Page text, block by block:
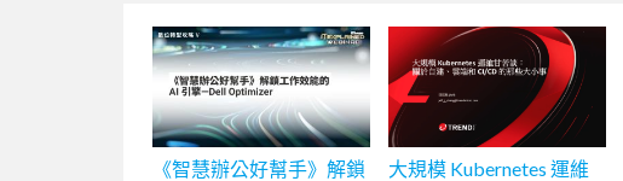
《智慧辦公好幫手》解鎖
大規模 Kubernetes 運維